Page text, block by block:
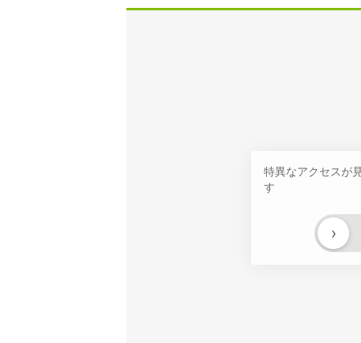
特異なアクセスが
す
›